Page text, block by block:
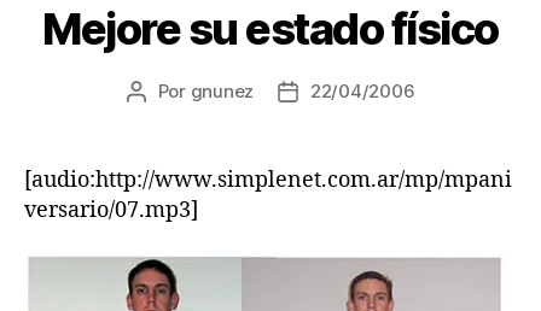
Mejore su estado físico
Autor
entrada
Por gnunez
Fecha
entrada
22/04/2006
[audio:http://www.simplenet.com.ar/mp/mpani
versario/07.mp3]